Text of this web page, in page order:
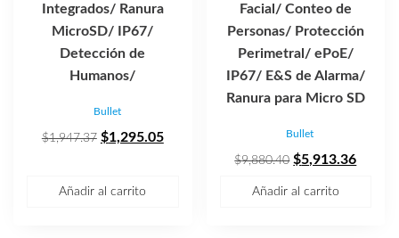
Integrados/ Ranura
MicroSD/ IP67/
Detección de
Humanos/
Bullet
$1,947.37 El
$1,295.05El
Añadir al carrito
Facial/ Conteo de
Personas/ Protección
Perimetral/ ePoE/
IP67/ E&S de Alarma/
Ranura para Micro SD
Bullet
$9,880.40 El
$5,913.36El
Añadir al carrito